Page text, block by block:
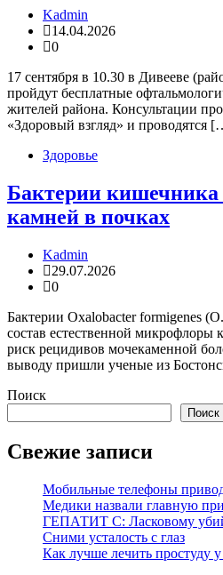
Kadmin
14.04.2026
0
17 сентября в 10.30 в Дивееве
пройдут бесплатные
жителей района. Консультации
«Здоровый взгляд» и проводятся
Здоровье
Бактерии
камней в почках
Kadmin
29.07.2026
0
Бактерии Oxalobacter formigenes
состав естественной
риск рецидивов мочекаменной
выводу пришли ученые из
Поиск
Поиск
Свежие записи
Мобильные телефоны
Медики назвали главную
ГЕПАТИТ С: Ласковому
Сними усталость с глаз
Как лучше лечить простуду